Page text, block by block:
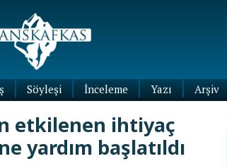
Söyleşi İnceleme
Yazı
Yazıları
Blog
Arşiv
etkilenen ihtiyaç
yardım başlatıldı